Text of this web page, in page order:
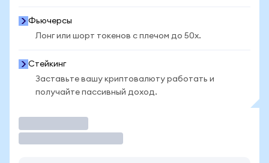
Фьючерсы
Лонг или шорт токенов с плечом до 50x.
Стейкинг
Заставьте вашу криптовалюту работать и
получайте пассивный доход.